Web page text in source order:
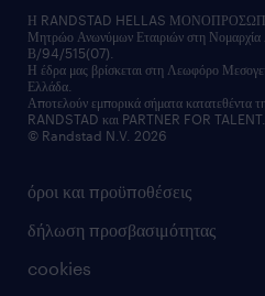
υπηρεσίες inhouse
υπηρεσίες redeployment
workforce insights
επικοινώνησε μαζί μας
οικονομικά στοιχεία
επικοινώνησε μαζί μας
όροι και προϋποθέσεις
δήλωση προσβασιμότητας
cookies
Η RANDSTAD HELLAS ΜΟΝΟΠΡΟΣΩΠΗ
Μητρώο Ανωνύμων Εταιριών στη
Β/94/515(07).
Η έδρα μας βρίσκεται στη Λεωφόρο
Ελλάδα.
Αποτελούν εμπορικά σήματα κατατεθέντα
RANDSTAD και PARTNER FOR TALENT.
© Randstad N.V. 2026